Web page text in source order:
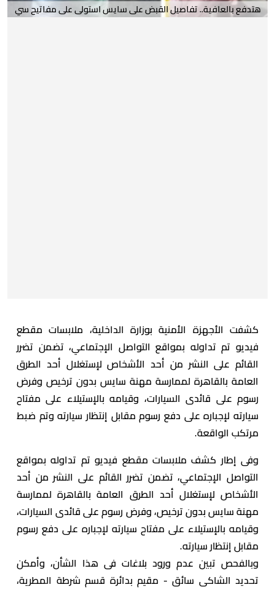
هتدفع بالعافية.. تفاصيل القبض على سايس استولى على مفاتيح سي
كشفت الأجهزة الأمنية بوزارة الداخلية، ملابسات مقطع
فيديو تم تداوله بمواقع التواصل الإجتماعي، تضمن تضرر
القائم على النشر من أحد الأشخاص لإستغلال أحد الطرق
العامة بالقاهرة لممارسة مهنة سايس بدون ترخيص وفرض
رسوم على قائدى السيارات، وقيامه بالإستيلاء على مفتاح
سيارته لإجباره على دفع رسوم مقابل إنتظار سيارته وتم ضبط
مرتكب الواقعة.
وفى إطار كشف ملابسات مقطع فيديو تم تداوله بمواقع
التواصل الإجتماعي، تضمن تضرر القائم على النشر من أحد
الأشخاص لإستغلال أحد الطرق العامة بالقاهرة لممارسة
مهنة سايس بدون ترخيص، وفرض رسوم على قائدى السيارات،
وقيامه بالإستيلاء على مفتاح سيارته لإجباره على دفع رسوم
مقابل إنتظار سيارته.
وبالفحص تبين عدم ورود بلاغات فى هذا الشأن، وأمكن
تحديد الشاكى سائق - مقيم بدائرة قسم شرطة المطرية،